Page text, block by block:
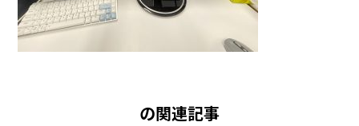
の関連記事